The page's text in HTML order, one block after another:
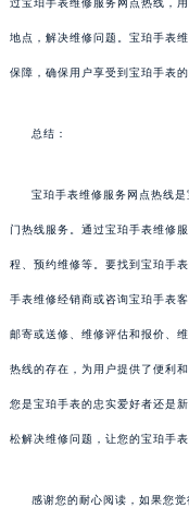
地点，解决维修问题。宝珀手表
保障，确保用户享受到宝珀手表的
总结：
宝珀手表维修服务网点热线
门热线服务。通过宝珀手表维修
程、预约维修等。要找到宝珀手
手表维修经销商或咨询宝珀手表
邮寄或送修、维修评估和报价、
热线的存在，为用户提供了便利
您是宝珀手表的忠实爱好者还是
松解决维修问题，让您的宝珀手
感谢您的耐心阅读，如果您